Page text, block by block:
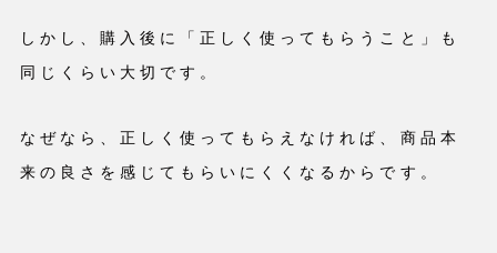
しかし、購入後に「正しく使ってもらうこと」も
同じくらい大切です。
なぜなら、正しく使ってもらえなければ、商品本
来の良さを感じてもらいにくくなるからです。